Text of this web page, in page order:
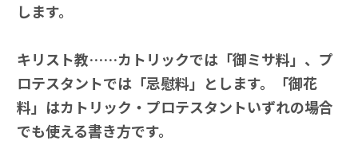
します。
キリスト教……カトリックでは「御ミサ料」、プ
ロテスタントでは「忌慰料」とします。「御花
料」はカトリック・プロテスタントいずれの場合
でも使える書き方です。